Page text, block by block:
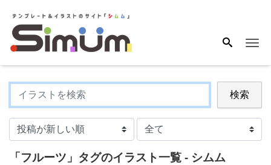
検索
「フルーツ」タグのイラスト一覧 - シムム